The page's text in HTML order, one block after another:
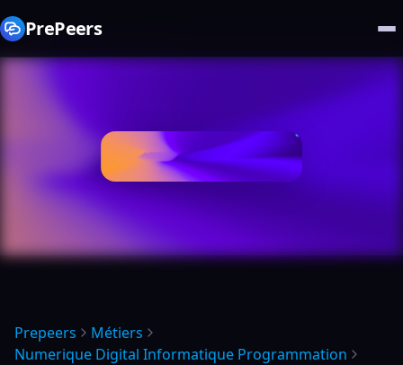
PrePeers
Prepeers
Métiers
Numerique Digital Informatique Programmation